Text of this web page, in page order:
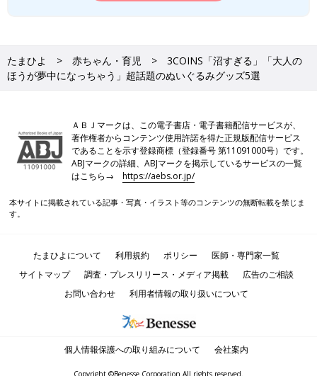
たまひよ 赤ちゃん・育児
3COINS「沼すぎる」「大人の
ほうが夢中になっちゃう」超話題のぬいぐるみグッズ5選
ＡＢＪマークは、この電子書店・電子書籍配信サービスが、
著作権者からコンテンツ使用許諾を得た正規版配信サービス
であることを示す登録商標（登録番号 第11091000号）です。
ABJマークの詳細、ABJマークを掲示しているサービスの一覧
はこちら→https://aebs.or.jp/
本サイトに掲載されている記事・写真・イラスト等のコンテンツの無断転載を禁じま
す。
たまひよについて 利用規約 ポリシー
医師・専門家一覧
サイトマップ
調査・プレスリリース・メディア掲載
広告のご相談
お問い合わせ
利用者情報の取り扱いについて
個人情報保護への取り組みについて 会社案内
Copyright ©Benesse Corporation All rights reserved.